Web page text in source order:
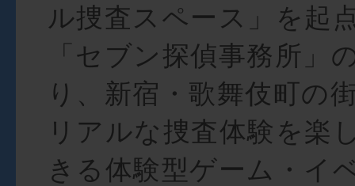
ル捜査スペース」を起
「セブン探偵事務所」
り、新宿・歌舞伎町の
リアルな捜査体験を楽
きる体験型ゲーム・イ